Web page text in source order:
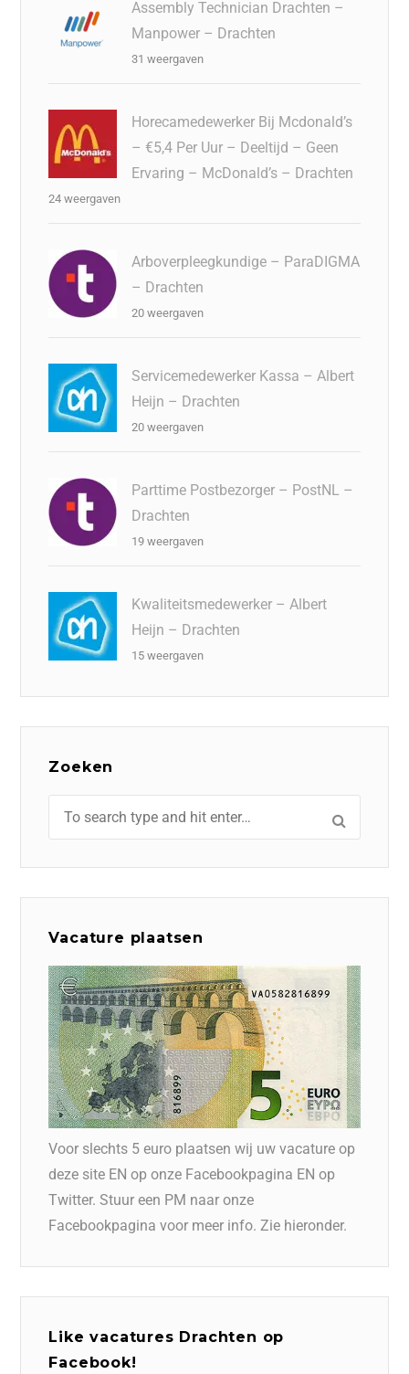
Assembly Technician Drachten –
Manpower – Drachten
31 weergaven
Horecamedewerker Bij Mcdonald’s
– €5,4 Per Uur – Deeltijd – Geen
Ervaring – McDonald’s – Drachten
24 weergaven
Arboverpleegkundige – ParaDIGMA
– Drachten
20 weergaven
Servicemedewerker Kassa – Albert
Heijn – Drachten
20 weergaven
Parttime Postbezorger – PostNL –
Drachten
19 weergaven
Kwaliteitsmedewerker – Albert
Heijn – Drachten
15 weergaven
Zoeken
Vacature plaatsen
Voor slechts 5 euro plaatsen wij uw vacature op
deze site EN op onze Facebookpagina EN op
Twitter. Stuur een PM naar onze
Facebookpagina voor meer info. Zie hieronder.
Like vacatures Drachten op
Facebook!